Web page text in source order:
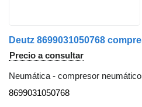
Precio a consultar
Neumática - compresor neumático
8699031050768